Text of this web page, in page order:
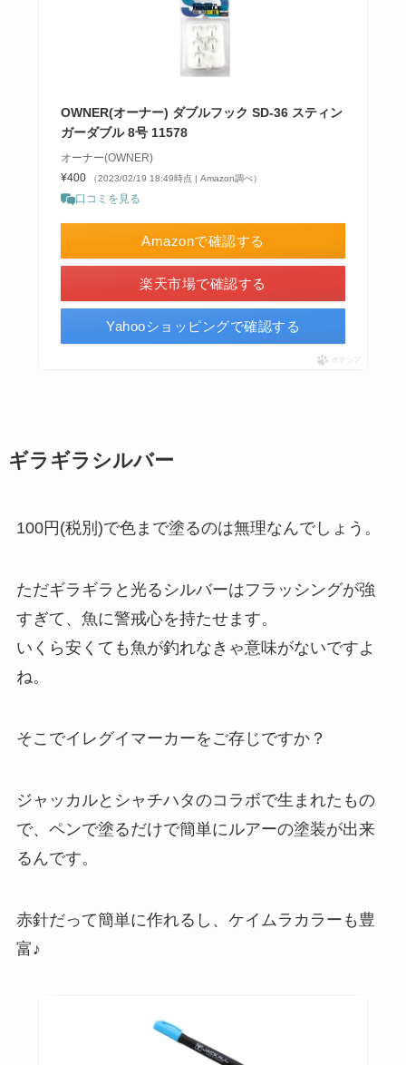
OWNER(オーナー) ダブルフック SD-36 スティン
ガーダブル 8号 11578
オーナー(OWNER)
¥400
（2023/02/19 18:49時点 | Amazon調べ）
口コミを見る
Amazonで確認する
楽天市場で確認する
Yahooショッピングで確認する
ポチップ
ギラギラシルバー
100円(税別)で色まで塗るのは無理なんでしょう。
ただギラギラと光るシルバーはフラッシングが強
すぎて、魚に警戒心を持たせます。
いくら安くても魚が釣れなきゃ意味がないですよ
ね。
そこでイレグイマーカーをご存じですか？
ジャッカルとシャチハタのコラボで生まれたもの
で、ペンで塗るだけで簡単にルアーの塗装が出来
るんです。
赤針だって簡単に作れるし、ケイムラカラーも豊
富♪